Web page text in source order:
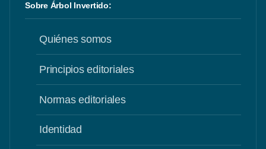
Sobre Árbol Invertido:
Quiénes somos
Principios editoriales
Normas editoriales
Identidad